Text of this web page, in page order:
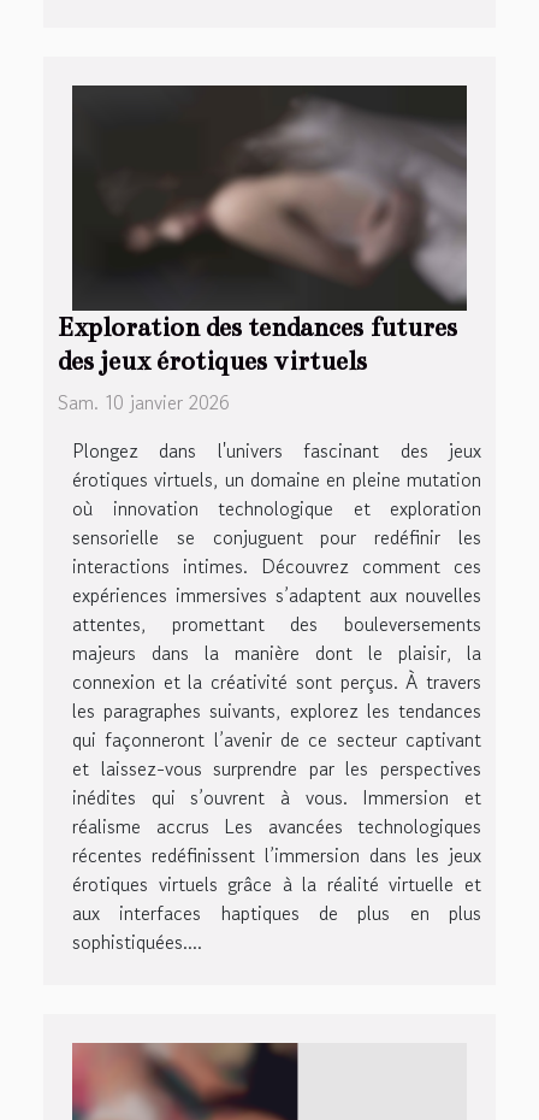
Exploration des tendances futures
des jeux érotiques virtuels
Sam. 10 janvier 2026
Plongez dans l'univers fascinant des jeux
érotiques virtuels, un domaine en pleine mutation
où innovation technologique et exploration
sensorielle se conjuguent pour redéfinir les
interactions intimes. Découvrez comment ces
expériences immersives s’adaptent aux nouvelles
attentes, promettant des bouleversements
majeurs dans la manière dont le plaisir, la
connexion et la créativité sont perçus. À travers
les paragraphes suivants, explorez les tendances
qui façonneront l’avenir de ce secteur captivant
et laissez-vous surprendre par les perspectives
inédites qui s’ouvrent à vous. Immersion et
réalisme accrus Les avancées technologiques
récentes redéfinissent l’immersion dans les jeux
érotiques virtuels grâce à la réalité virtuelle et
aux interfaces haptiques de plus en plus
sophistiquées....